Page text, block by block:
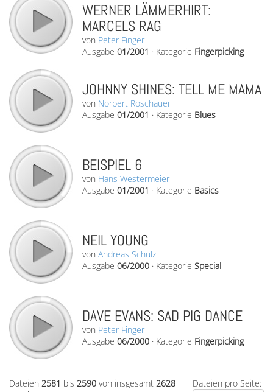
WERNER LÄMMERHIRT:
MARCELS RAG
von Peter Finger
Ausgabe 01/2001 · Kategorie Fingerpicking
JOHNNY SHINES: TELL ME MAMA
von Norbert Roschauer
Ausgabe 01/2001 · Kategorie Blues
BEISPIEL 6
von Hans Westermeier
Ausgabe 01/2001 · Kategorie Basics
NEIL YOUNG
von Andreas Schulz
Ausgabe 06/2000 · Kategorie Special
DAVE EVANS: SAD PIG DANCE
von Peter Finger
Ausgabe 06/2000 · Kategorie Fingerpicking
Dateien pro Seite:
Dateien 2581 bis 2590 von insgesamt 2628